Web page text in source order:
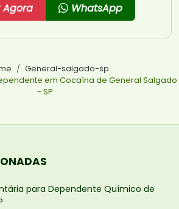
WhatsApp
General-salgado-sp
em Cocaína de General Salgado
- SP
para Dependente Químico de